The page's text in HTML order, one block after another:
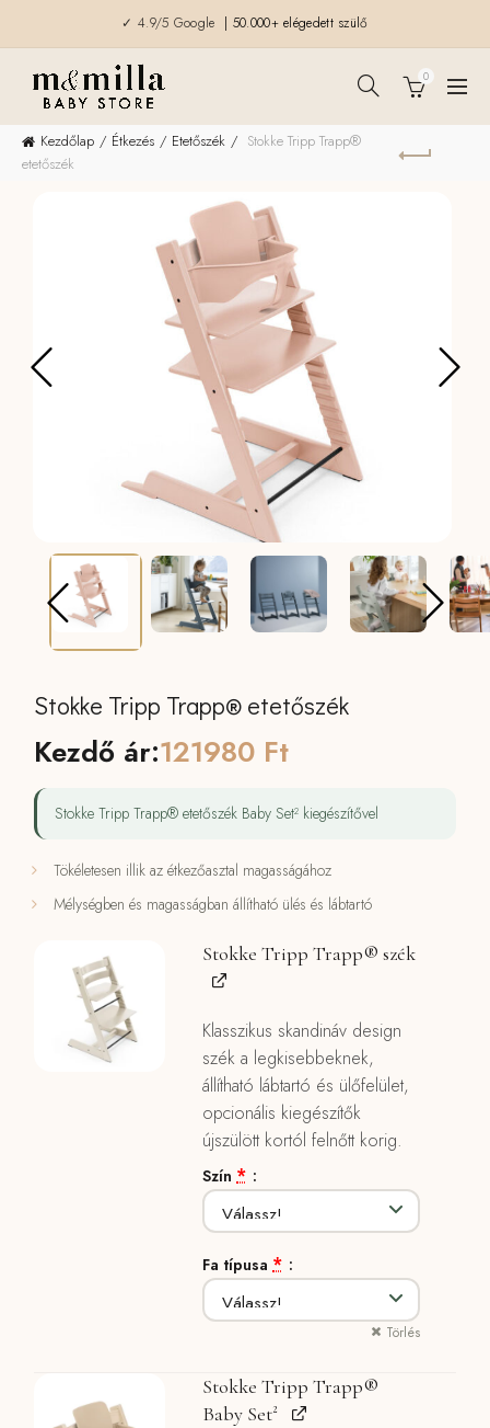
✓ 4.9/5 Google | 50.000+ elégedett szülő
0
Kezdőlap Étkezés Etetőszék
Stokke Tripp Trapp®
etetőszék
Stokke Tripp Trapp® etetőszék
Kezdő ár:121980 Ft
Stokke Tripp Trapp® etetőszék Baby Set² kiegészítővel
Tökéletesen illik az étkezőasztal magasságához
Mélységben és magasságban állítható ülés és lábtartó
Stokke Tripp Trapp® szék
Klasszikus skandináv design
szék a legkisebbeknek,
állítható lábtartó és ülőfelület,
opcionális kiegészítők
újszülött kortól felnőtt korig.
Szín *
Fa típusa *
Törlés
Stokke Tripp Trapp®
Baby Set²